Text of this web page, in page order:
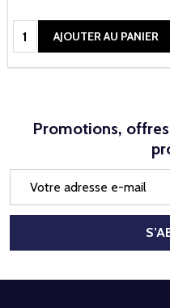
Quantité:AJOUTER AU PANIER
Promotions,
mail